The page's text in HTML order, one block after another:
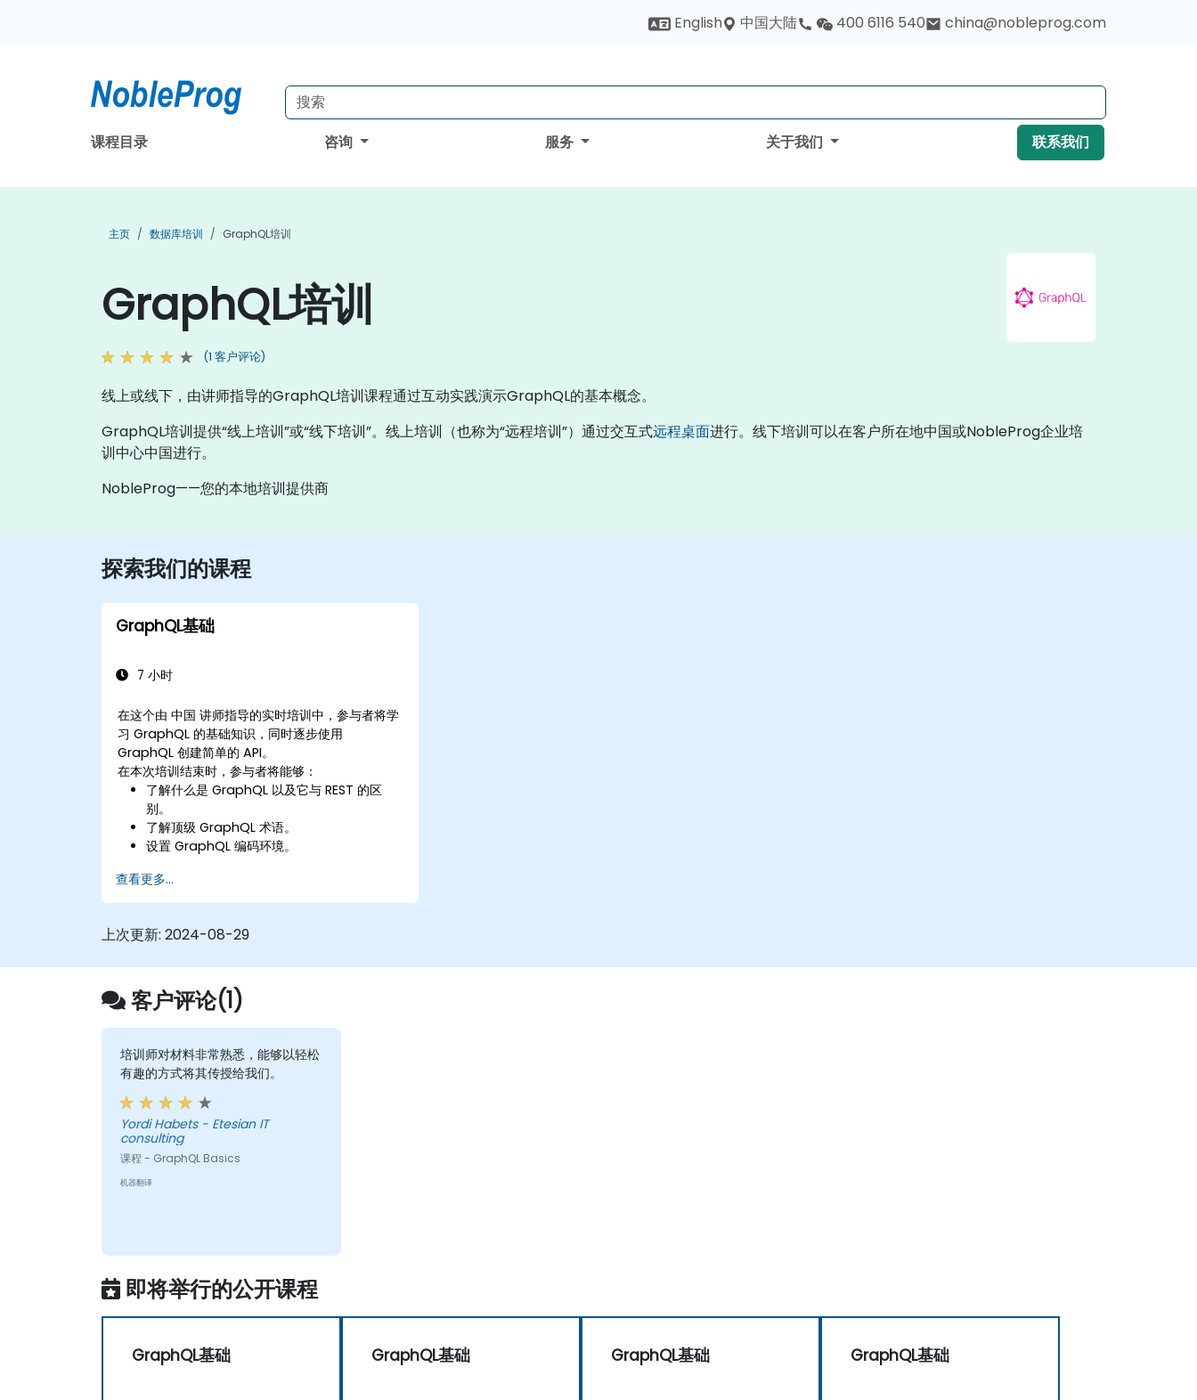
English 中国大陆 400 6116 540 china@nobleprog.com
课程目录 咨询 服务 关于我们 联系我们
主页 数据库培训 GraphQL培训
GraphQL培训
(1 客户评论)
线上或线下，由讲师指导的GraphQL培训课程通过互动实践演示GraphQL的基本概念。
GraphQL培训提供“线上培训”或“线下培训”。线上培训（也称为“远程培训”）通过交互式远程桌面进行。线下培训可以在客户所在地中国或NobleProg企业培
训中心中国进行。
NobleProg——您的本地培训提供商
探索我们的课程
GraphQL基础
7 小时
在这个由 中国 讲师指导的实时培训中，参与者将学
习 GraphQL 的基础知识，同时逐步使用
GraphQL 创建简单的 API。
在本次培训结束时，参与者将能够：
了解什么是 GraphQL 以及它与 REST 的区
别。
了解顶级 GraphQL 术语。
设置 GraphQL 编码环境。
查看更多...
上次更新: 2024-08-29
客户评论(1)
培训师对材料非常熟悉，能够以轻松
有趣的方式将其传授给我们。
Yordi Habets - Etesian IT
consulting
课程 - GraphQL Basics
机器翻译
即将举行的公开课程
GraphQL基础 GraphQL基础 GraphQL基础 GraphQL基础